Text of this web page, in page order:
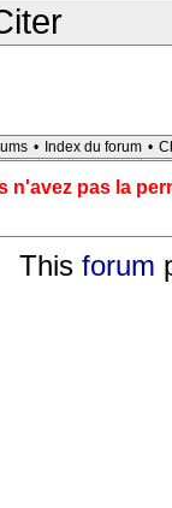
• Index du forum •
n'avez pas la
This forum